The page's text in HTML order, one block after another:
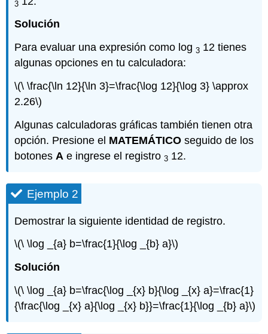
3
Solución
Para evaluar una expresión como log3 12 tienes
algunas opciones en tu calculadora:
\(\ \frac{\ln 12}{\ln 3}=\frac{\log 12}{\log 3} \approx
2.26\)
Algunas calculadoras gráficas también tienen otra
opción. Presione el MATEMÁTICO seguido de los
botones A e ingrese el registro3 12.
Ejemplo 2
Demostrar la siguiente identidad de registro.
\(\ \log _{a} b=\frac{1}{\log _{b} a}\)
Solución
\(\ \log _{a} b=\frac{\log _{x} b}{\log _{x} a}=\frac{1}
{\frac{\log _{x} a}{\log _{x} b}}=\frac{1}{\log _{b} a}\)